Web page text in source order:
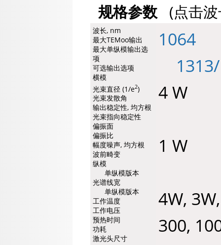
规格参数 (点击
波长, nm
最大TEMoo输出
最大单纵模输出选
项
可选输出选项
横模
光束直径 (1/e2)
光束发散角
输出稳定性, 均方根
光束指向稳定性
偏振面
偏振比
幅度噪声, 均方根
波前畸变
纵模
单纵模版本
光谱线宽
单纵模版本
工作温度
工作电压
预热时间
功耗
激光头尺寸
1064
1313/
4
1 W
4W,
300,